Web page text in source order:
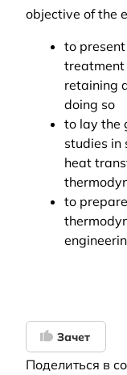
objective of the
to
treatment
retaining
doing so
to lay the
studies in
heat
to
Зачет
Поделиться в